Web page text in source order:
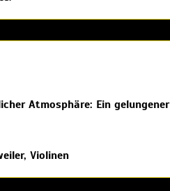
Atmosphäre: Ein gelungener
Violinen